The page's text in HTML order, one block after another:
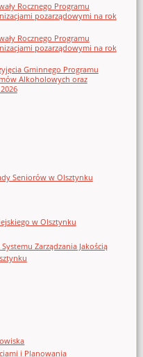
Rocznego Programu
pozarządowymi na rok
Rocznego Programu
pozarządowymi na rok
Gminnego Programu
Alkoholowych oraz
Seniorów w Olsztynku
w Olsztynku
Zarządzania Jakością
i Planowania